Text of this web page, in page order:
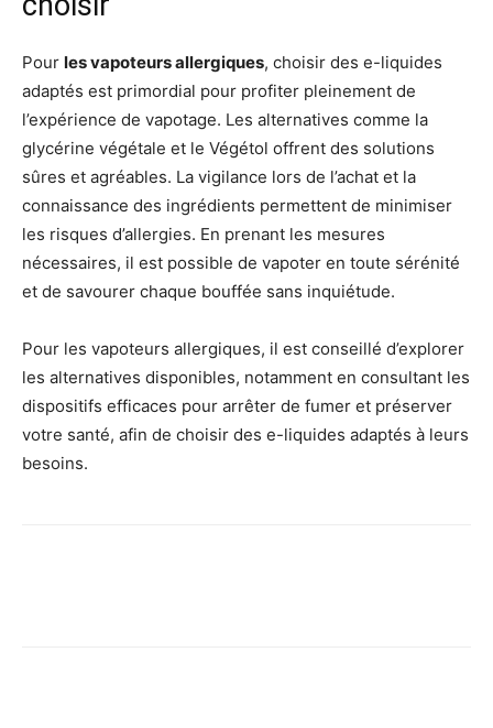
Pour les vapoteurs allergiques, choisir des e-liquides
adaptés est primordial pour profiter pleinement de
l’expérience de vapotage. Les alternatives comme la
glycérine végétale et le Végétol offrent des solutions
sûres et agréables. La vigilance lors de l’achat et la
connaissance des ingrédients permettent de minimiser
les risques d’allergies. En prenant les mesures
nécessaires, il est possible de vapoter en toute sérénité
et de savourer chaque bouffée sans inquiétude.
Pour les vapoteurs allergiques, il est conseillé d’explorer
les alternatives disponibles, notamment en consultant les
dispositifs efficaces pour arrêter de fumer et préserver
votre santé, afin de choisir des e-liquides adaptés à leurs
besoins.